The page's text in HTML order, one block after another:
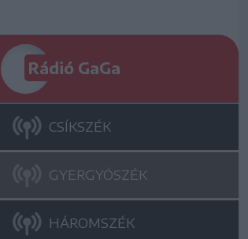
Rádió GaGa
CSÍKSZÉK
GYERGYÓSZÉK
HÁROMSZÉK